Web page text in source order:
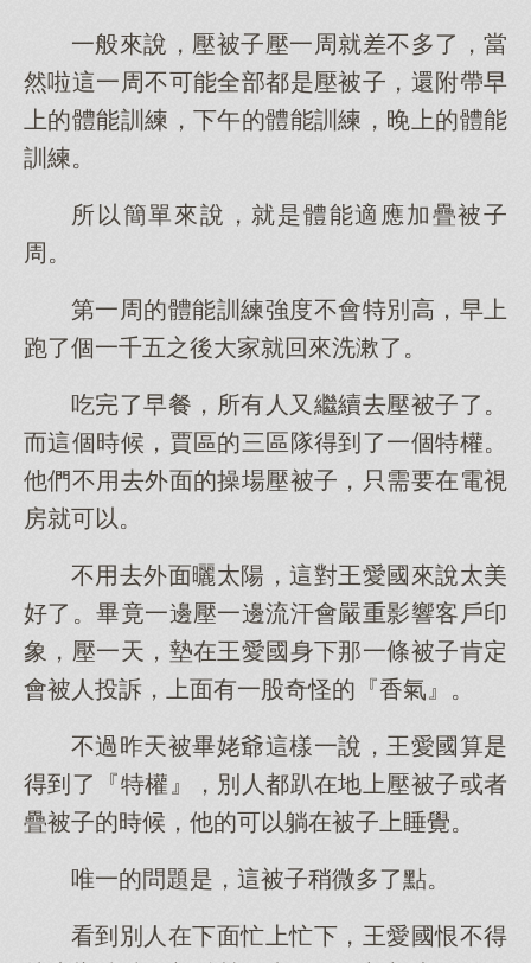
一般來說，壓被子壓一周就差不多了，當
然啦這一周不可能全部都是壓被子，還附帶早
上的體能訓練，下午的體能訓練，晚上的體能
訓練。
所以簡單來說，就是體能適應加疊被子
周。
第一周的體能訓練強度不會特別高，早上
跑了個一千五之後大家就回來洗漱了。
吃完了早餐，所有人又繼續去壓被子了。
而這個時候，賈區的三區隊得到了一個特權。
他們不用去外面的操場壓被子，只需要在電視
房就可以。
不用去外面曬太陽，這對王愛國來說太美
好了。畢竟一邊壓一邊流汗會嚴重影響客戶印
象，壓一天，墊在王愛國身下那一條被子肯定
會被人投訴，上面有一股奇怪的『香氣』。
不過昨天被畢姥爺這樣一說，王愛國算是
得到了『特權』，別人都趴在地上壓被子或者
疊被子的時候，他的可以躺在被子上睡覺。
唯一的問題是，這被子稍微多了點。
看到別人在下面忙上忙下，王愛國恨不得